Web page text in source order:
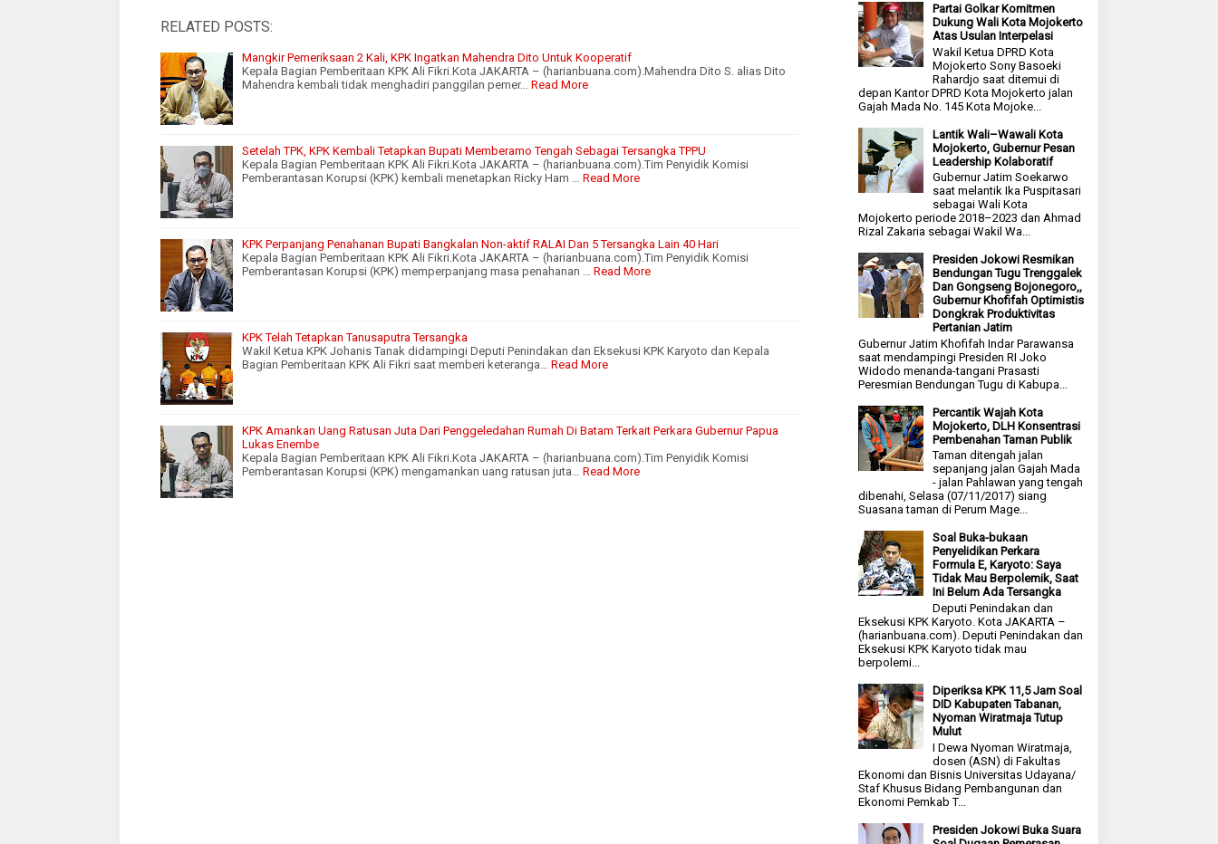
RELATED POSTS:
Mangkir Pemeriksaan 2 Kali, KPK Ingatkan Mahendra Dito Untuk Kooperatif
Kepala Bagian Pemberitaan KPK Ali Fikri.Kota JAKARTA – (harianbuana.com).Mahendra Dito S. alias Dito
Mahendra kembali tidak menghadiri panggilan pemer…
Read More
Setelah TPK, KPK Kembali Tetapkan Bupati Memberamo Tengah Sebagai Tersangka TPPU
Kepala Bagian Pemberitaan KPK Ali Fikri.Kota JAKARTA – (harianbuana.com).Tim Penyidik Komisi
Pemberantasan Korupsi (KPK) kembali menetapkan Ricky Ham …
Read More
KPK Perpanjang Penahanan Bupati Bangkalan Non-aktif RALAI Dan 5 Tersangka Lain 40 Hari
Kepala Bagian Pemberitaan KPK Ali Fikri.Kota JAKARTA – (harianbuana.com).Tim Penyidik Komisi
Pemberantasan Korupsi (KPK) memperpanjang masa penahanan …
Read More
KPK Telah Tetapkan Tanusaputra Tersangka
Wakil Ketua KPK Johanis Tanak didampingi Deputi Penindakan dan Eksekusi KPK Karyoto dan Kepala
Bagian Pemberitaan KPK Ali Fikri saat memberi keteranga…
Read More
KPK Amankan Uang Ratusan Juta Dari Penggeledahan Rumah Di Batam Terkait Perkara Gubernur Papua
Lukas Enembe
Kepala Bagian Pemberitaan KPK Ali Fikri.Kota JAKARTA – (harianbuana.com).Tim Penyidik Komisi
Pemberantasan Korupsi (KPK) mengamankan uang ratusan juta…
Read More
Partai Golkar Komitmen
Dukung Wali Kota Mojokerto
Atas Usulan Interpelasi
Wakil Ketua DPRD Kota
Mojokerto Sony Basoeki
Rahardjo saat ditemui di
depan Kantor DPRD Kota Mojokerto jalan
Gajah Mada No. 145 Kota Mojoke...
Lantik Wali–Wawali Kota
Mojokerto, Gubernur Pesan
Leadership Kolaboratif
Gubernur Jatim Soekarwo
saat melantik Ika Puspitasari
sebagai Wali Kota
Mojokerto periode 2018–2023 dan Ahmad
Rizal Zakaria sebagai Wakil Wa...
Presiden Jokowi Resmikan
Bendungan Tugu Trenggalek
Dan Gongseng Bojonegoro,,
Gubernur Khofifah Optimistis
Dongkrak Produktivitas
Pertanian Jatim
Gubernur Jatim Khofifah Indar Parawansa
saat mendampingi Presiden RI Joko
Widodo menanda-tangani Prasasti
Peresmian Bendungan Tugu di Kabupa...
Percantik Wajah Kota
Mojokerto, DLH Konsentrasi
Pembenahan Taman Publik
Taman ditengah jalan
sepanjang jalan Gajah Mada
- jalan Pahlawan yang tengah
dibenahi, Selasa (07/11/2017) siang
Suasana taman di Perum Mage...
Soal Buka-bukaan
Penyelidikan Perkara
Formula E, Karyoto: Saya
Tidak Mau Berpolemik, Saat
Ini Belum Ada Tersangka
Deputi Penindakan dan
Eksekusi KPK Karyoto. Kota JAKARTA –
(harianbuana.com). Deputi Penindakan dan
Eksekusi KPK Karyoto tidak mau
berpolemi...
Diperiksa KPK 11,5 Jam Soal
DID Kabupaten Tabanan,
Nyoman Wiratmaja Tutup
Mulut
I Dewa Nyoman Wiratmaja,
dosen (ASN) di Fakultas
Ekonomi dan Bisnis Universitas Udayana/
Staf Khusus Bidang Pembangunan dan
Ekonomi Pemkab T...
Presiden Jokowi Buka Suara